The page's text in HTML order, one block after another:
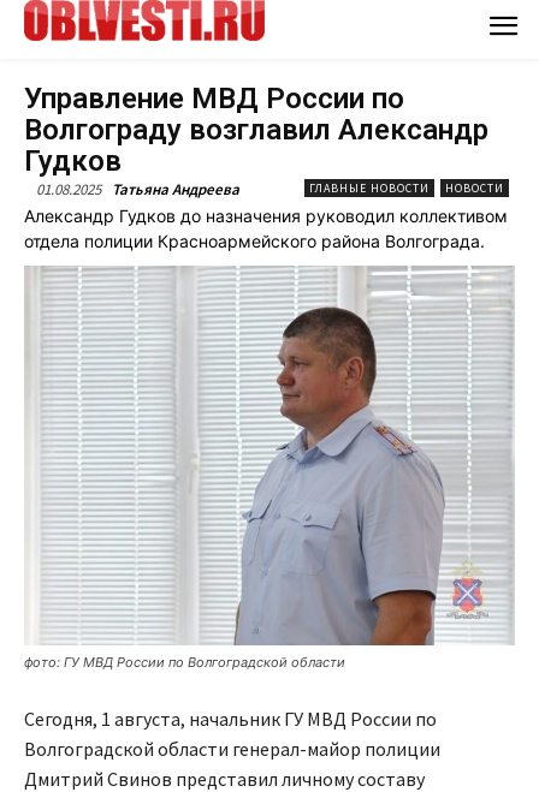
Управление МВД России по
Волгограду возглавил Александр
Гудков
01.08.2025 Татьяна Андреева ГЛАВНЫЕ НОВОСТИ НОВОСТИ
Александр Гудков до назначения руководил коллективом
отдела полиции Красноармейского района Волгограда.
фото: ГУ МВД России по Волгоградской области
Сегодня, 1 августа, начальник ГУ МВД России по
Волгоградской области генерал-майор полиции
Дмитрий Свинов представил личному составу